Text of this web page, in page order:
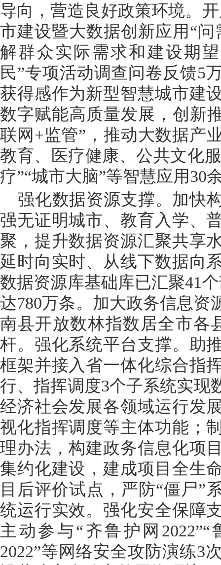
导向，营造良好政策环境。
市建设暨大数据创新应用“
解群众实际需求和建设期
民”专项活动调查问卷反馈5
获得感作为新型智慧城市建
数字赋能高质量发展，创新
联网+监管”，推动大数据产
教育、医疗健康、公共文化
疗”“城市大脑”等智慧应用30
强化数据资源支撑。加快
强无证明城市、教育入学、
聚，提升数据资源汇聚共享
延时向实时、从线下数据向
数据资源库基础库已汇聚41
达780万条。加大政务信息资
南县开放数林指数居全市各
杆。强化系统平台支撑。助
框架并接入省一体化综合指
行、指挥调度3个子系统实现
经济社会发展各领域运行发
视化指挥调度等主体功能；
理办法，构建政务信息化项
集约化建设，建成项目全生
目后评价试点，严防“僵尸”
统运行实效。强化安全保障
主动参与“齐鲁护网2022”“
2022”等网络安全攻防演练3